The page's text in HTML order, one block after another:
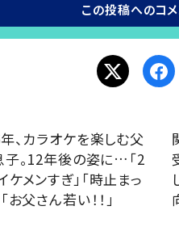
この投稿へのコ
、カラオケを楽しむ父
子。12年後の姿に…「2
ケメンすぎ」「時止まっ
お父さん若い！！」